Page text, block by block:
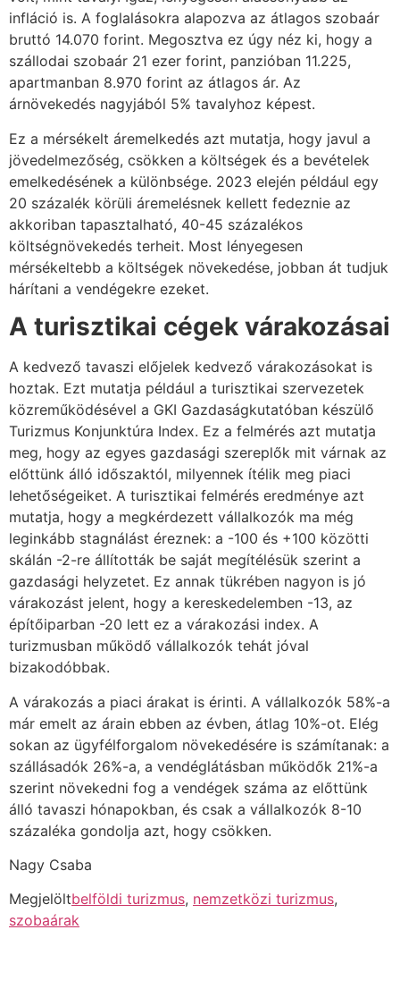
infláció is. A foglalásokra alapozva az átlagos szobaár
bruttó 14.070 forint. Megosztva ez úgy néz ki, hogy a
szállodai szobaár 21 ezer forint, panzióban 11.225,
apartmanban 8.970 forint az átlagos ár. Az
árnövekedés nagyjából 5% tavalyhoz képest.
Ez a mérsékelt áremelkedés azt mutatja, hogy javul a
jövedelmezőség, csökken a költségek és a bevételek
emelkedésének a különbsége. 2023 elején például egy
20 százalék körüli áremelésnek kellett fedeznie az
akkoriban tapasztalható, 40-45 százalékos
költségnövekedés terheit. Most lényegesen
mérsékeltebb a költségek növekedése, jobban át tudjuk
hárítani a vendégekre ezeket.
A turisztikai cégek várakozásai
A kedvező tavaszi előjelek kedvező várakozásokat is
hoztak. Ezt mutatja például a turisztikai szervezetek
közreműködésével a GKI Gazdaságkutatóban készülő
Turizmus Konjunktúra Index. Ez a felmérés azt mutatja
meg, hogy az egyes gazdasági szereplők mit várnak az
előttünk álló időszaktól, milyennek ítélik meg piaci
lehetőségeiket. A turisztikai felmérés eredménye azt
mutatja, hogy a megkérdezett vállalkozók ma még
leginkább stagnálást éreznek: a -100 és +100 közötti
skálán -2-re állították be saját megítélésük szerint a
gazdasági helyzetet. Ez annak tükrében nagyon is jó
várakozást jelent, hogy a kereskedelemben -13, az
építőiparban -20 lett ez a várakozási index. A
turizmusban működő vállalkozók tehát jóval
bizakodóbbak.
A várakozás a piaci árakat is érinti. A vállalkozók 58%-a
már emelt az árain ebben az évben, átlag 10%-ot. Elég
sokan az ügyfélforgalom növekedésére is számítanak: a
szállásadók 26%-a, a vendéglátásban működők 21%-a
szerint növekedni fog a vendégek száma az előttünk
álló tavaszi hónapokban, és csak a vállalkozók 8-10
százaléka gondolja azt, hogy csökken.
Nagy Csaba
Megjelöltbelföldi turizmus, nemzetközi turizmus,
szobaárak